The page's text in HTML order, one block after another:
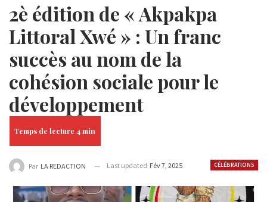
2è édition de « Akpakpa
Littoral Xwé » : Un franc
succès au nom de la
cohésion sociale pour le
développement
CÉLÉBRATIONS
Par LA REDACTION Last updated Fév 7, 2025